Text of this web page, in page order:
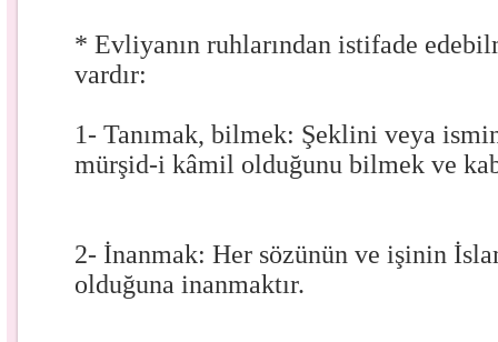
* Evliyanın ruhlarından istifade
vardır:
1- Tanımak, bilmek: Şeklini veya
mürşid-i kâmil olduğunu bilmek ve
2- İnanmak: Her sözünün ve işinin
olduğuna inanmaktır.